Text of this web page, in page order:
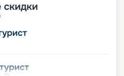
скидки